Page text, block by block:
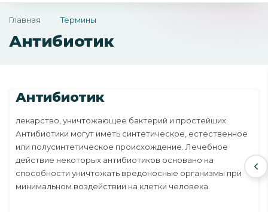
Главная Термины
Антибиотик
Антибиотик
лекарство, уничтожающее бактерий и простейших.
Антибиотики могут иметь синтетическое, естественное
или полусинтетическое происхождение. Лечебное
действие некоторых антибиотиков основано на
способности уничтожать вредоносные организмы при
минимальном воздействии на клетки человека.